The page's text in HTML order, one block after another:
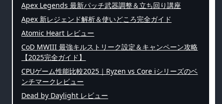
Apex Legends 最新パッチ武器調整＆立ち回り講座
Apex 新レジェンド解析＆使いどころ完全ガイド
Atomic Heart レビュー
CoD MWIII 最強キルストリーク設定＆キャンペーン攻略
【2025完全ガイド】
CPUゲーム性能比較2025｜Ryzen vs Core iシリーズのベ
ンチマークレビュー
Dead by Daylight レビュー